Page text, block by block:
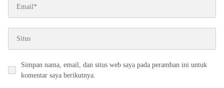
Simpan nama, email, dan situs web saya pada peramban ini untuk
komentar saya berikutnya.